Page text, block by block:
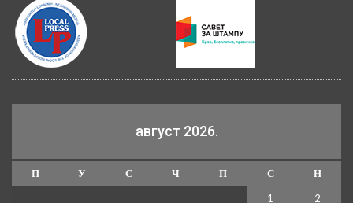
август 2026.
П У С Ч П С
Н
1
2